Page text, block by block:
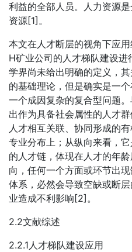
利益的全部人员。人力资源
资源[1]。
本文在人才断层的视角下应
H矿业公司的人才梯队建设
学界尚未给出明确的定义，
的基础理论，但是确实是一
一个成因复杂的复合型问题
出作为具备社会属性的人才
人才相互关联、协同形成的
专业分布上；从纵向来看，
的人才链，体现在人才的年
向，任何一个方面或环节出
体系，必然会导致空缺或断
业造成不利影响[2]。
2.2文献综述
2.2.1人才梯队建设应用